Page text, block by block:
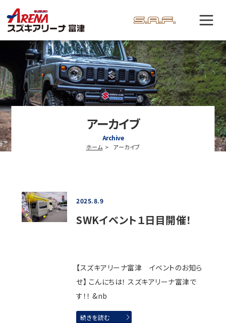
アーカイブ
Archive
ホーム アーカイブ
2025.8.9
SWKイベント１日目開催！
【スズキアリーナ富津 イベントのお知ら
せ】 こんにちは！ スズキアリーナ富津で
す！！ &nb
続きを読む